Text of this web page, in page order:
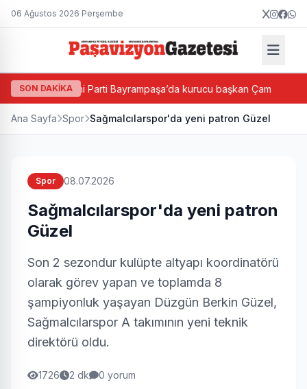
06 Ağustos 2026 Perşembe
SON DAKİKAYeni Parti Bayrampaşa’da kurucu başkan Çam
Ana Sayfa Spor Sağmalcılarspor'da yeni patron Güzel
Spor 08.07.2026
Sağmalcılarspor'da yeni patron
Güzel
Son 2 sezondur kulüpte altyapı koordinatörü
olarak görev yapan ve toplamda 8
şampiyonluk yaşayan Düzgün Berkin Güzel,
Sağmalcılarspor A takımının yeni teknik
direktörü oldu.
1726 2 dk 0 yorum